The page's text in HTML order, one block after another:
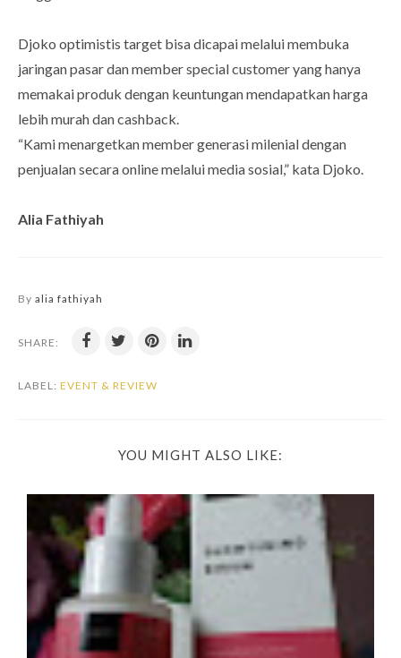
Djoko optimistis target bisa dicapai melalui membuka
jaringan pasar dan member special customer yang hanya
memakai produk dengan keuntungan mendapatkan harga
lebih murah dan cashback.
“Kami menargetkan member generasi milenial dengan
penjualan secara online melalui media sosial,” kata Djoko.
Alia Fathiyah
By alia fathiyah
SHARE:
LABEL: EVENT & REVIEW
YOU MIGHT ALSO LIKE: